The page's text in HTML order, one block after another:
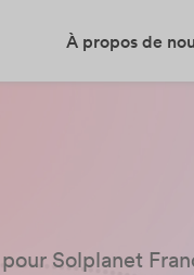
À propos de
Solplanet